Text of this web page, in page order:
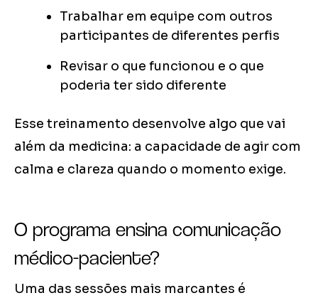
Trabalhar em equipe com outros
participantes de diferentes perfis
Revisar o que funcionou e o que
poderia ter sido diferente
Esse treinamento desenvolve algo que vai
além da medicina: a capacidade de agir com
calma e clareza quando o momento exige.
O programa ensina comunicação
médico-paciente?
Uma das sessões mais marcantes é